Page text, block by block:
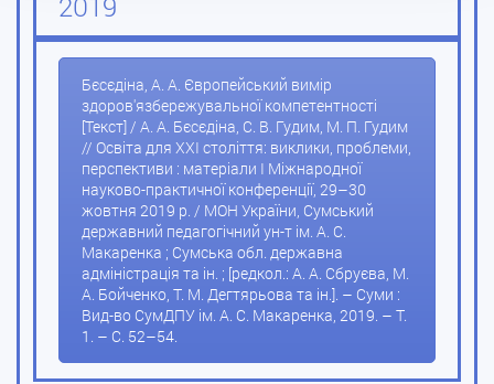
2019
Бєсєдіна, А. А. Європейський вимір
здоров'язбережувальної компетентності
[Текст] / А. А. Бєсєдіна, С. В. Гудим, М. П. Гудим
// Освіта для XXI століття: виклики, проблеми,
перспективи : матеріали I Міжнародної
науково-практичної конференції, 29–30
жовтня 2019 р. / МОН України, Сумський
державний педагогічний ун-т ім. А. С.
Макаренка ; Сумська обл. державна
адміністрація та ін. ; [редкол.: А. А. Сбруєва, М.
А. Бойченко, Т. М. Дегтярьова та ін.]. – Суми :
Вид-во СумДПУ ім. А. С. Макаренка, 2019. – Т.
1. – С. 52–54.